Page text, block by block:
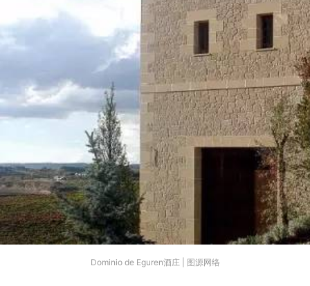
Dominio de Eguren酒庄 | 图源网络